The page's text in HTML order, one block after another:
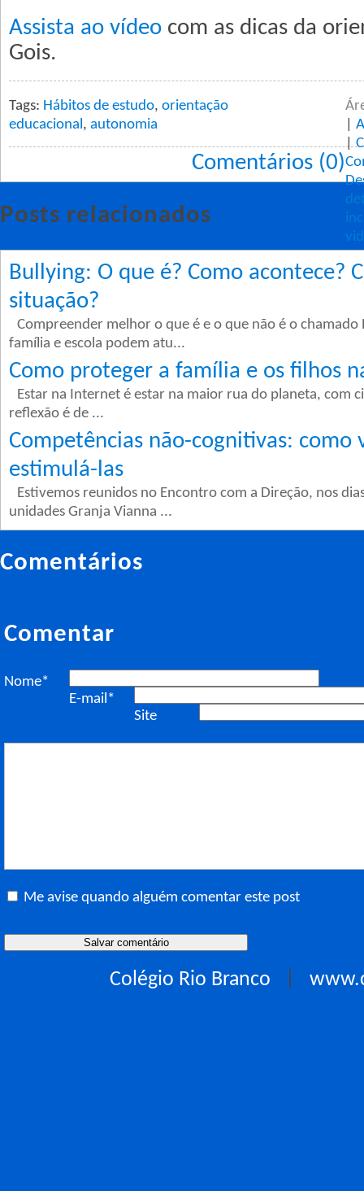
Assista ao vídeo com as dicas da
Gois.
|
Tags: Hábitos de estudo, orientação
educacional, autonomia
Comentários (0)
Posts relacionados
Bullying: O que é? Como acontece?
situação?
Compreender melhor o que é e o que não é o chamado
família e escola podem atu...
Como proteger a família e os filhos
Estar na Internet é estar na maior rua do planeta, com
reflexão é de ...
Competências não-cognitivas: como
estimulá-las
Estivemos reunidos no Encontro com a Direção, nos
unidades Granja Vianna ...
Comentários
Comentar
Nome*
E-mail*
Site
Me avise quando alguém comentar este post
Colégio Rio Branco